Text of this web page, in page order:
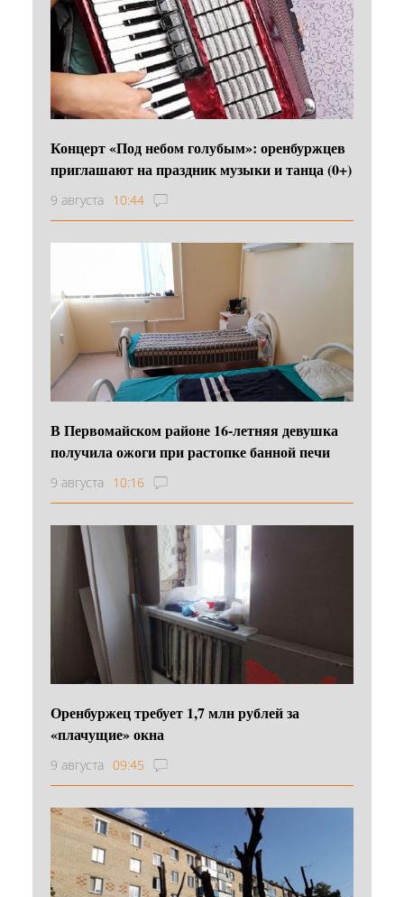
Концерт «Под небом голубым»: оренбуржцев
приглашают на праздник музыки и танца (0+)
9 августа 10:44
В Первомайском районе 16‑летняя девушка
получила ожоги при растопке банной печи
9 августа 10:16
Оренбуржец требует 1,7 млн рублей за
«плачущие» окна
9 августа 09:45